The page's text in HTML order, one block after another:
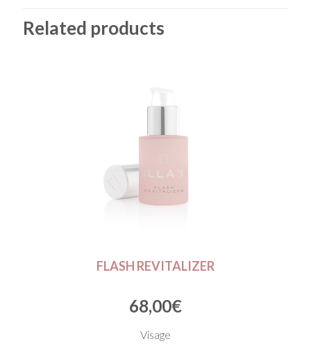
Related products
FLASH REVITALIZER
68,00€
Visage